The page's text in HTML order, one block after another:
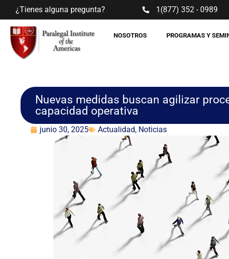
¿Tienes alguna pregunta? 1(877) 352 - 0989
NOSOTROS PROGRAMAS Y
Nuevas medidas buscan agilizar
capacidad operativa
junio 30, 2025 Actualidad, Noticias